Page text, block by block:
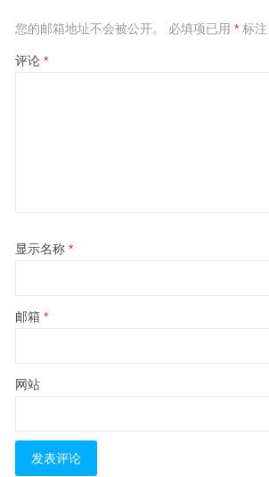
您的邮箱地址不会被公开。 必填项已用 *标注
评论 *
显示名称 *
邮箱 *
网站